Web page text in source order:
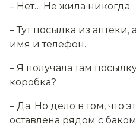
– Нет… Не жила никогда.
– Тут посылка из
имя и телефон.
– Я получала там
коробка?
– Да. Но дело в том, что
оставлена рядом с